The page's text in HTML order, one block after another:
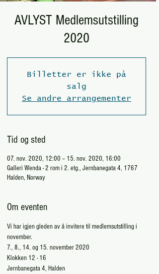
AVLYST Medlemsutstilling
2020
Billetter er ikke på
salg
Se andre arrangementer
Tid og sted
07. nov. 2020, 12:00 – 15. nov. 2020, 16:00
Galleri Wenda - 2 rom i 2. etg., Jernbanegata 4, 1767
Halden, Norway
Om eventen
Vi har igjen gleden av å invitere til medlemsutstilling i
november.
7., 8., 14. og 15. november 2020
Klokken 12 - 16
Jernbanegata 4, Halden